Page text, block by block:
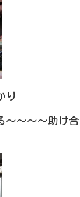
り
～～～～助け